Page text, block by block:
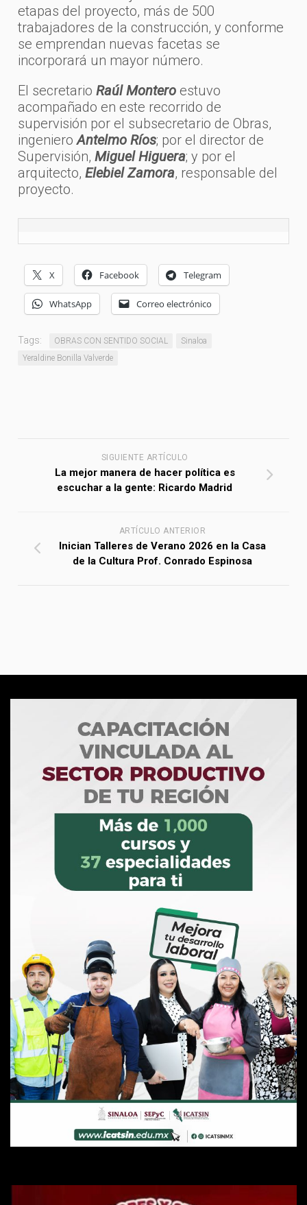
etapas del proyecto, más de 500
trabajadores de la construcción, y conforme
se emprendan nuevas facetas se
incorporará un mayor número.
El secretarioRaúl Montero estuvo
acompañado en este recorrido de
supervisión por el subsecretario de Obras,
ingenieroAntelmo Ríos; por el director de
Supervisión,Miguel Higuera; y por el
arquitecto,Elebiel Zamora, responsable del
proyecto.
X Facebook Telegram
WhatsApp Correo electrónico
Tags: OBRAS CON SENTIDO SOCIAL
Sinaloa
Yeraldine Bonilla Valverde
SIGUIENTE ARTÍCULO
La mejor manera de hacer política es
escuchar a la gente: Ricardo Madrid
ARTÍCULO ANTERIOR
Inician Talleres de Verano 2026 en la Casa
de la Cultura Prof. Conrado Espinosa